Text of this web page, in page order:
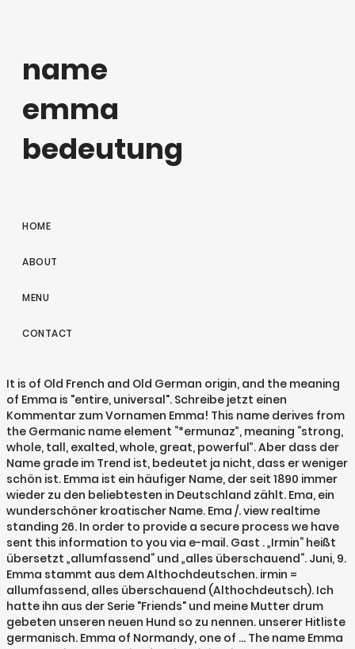
name
emma
bedeutung
HOME
ABOUT
MENU
CONTACT
It is of Old French and Old German origin, and the meaning
of Emma is "entire, universal". Schreibe jetzt einen
Kommentar zum Vornamen Emma! This name derives from
the Germanic name element “*ermunaz”, meaning “strong,
whole, tall, exalted, whole, great, powerful”. Aber dass der
Name grade im Trend ist, bedeutet ja nicht, dass er weniger
schön ist. Emma ist ein häufiger Name, der seit 1890 immer
wieder zu den beliebtesten in Deutschland zählt. Ema, ein
wunderschöner kroatischer Name. Ema /. view realtime
standing 26. In order to provide a secure process we have
sent this information to you via e-mail. Gast . „Irmin“ heißt
übersetzt „allumfassend“ und „alles überschauend“. Juni, 9.
Emma stammt aus dem Althochdeutschen. irmin =
allumfassend, alles überschauend (Althochdeutsch). Ich
hatte ihn aus der Serie "Friends" und meine Mutter drum
gebeten unseren neuen Hund so zu nennen. unserer Hitliste
germanisch. Emma of Normandy, one of … The name Emma